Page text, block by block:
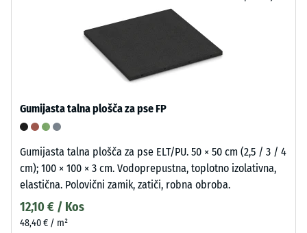
Gumijasta talna plošča za pse FP
Gumijasta talna plošča za pse ELT/PU. 50 × 50 cm (2,5 / 3 / 4
cm); 100 × 100 × 3 cm. Vodoprepustna, toplotno izolativna,
elastična. Polovični zamik, zatiči, robna obroba.
12,10 € / Kos
48,40 € / m²